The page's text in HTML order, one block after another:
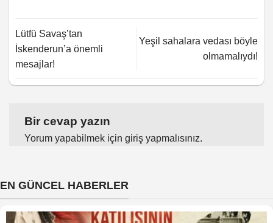
Lütfü Savaş’tan
İskenderun’a önemli
mesajlar!
Yeşil sahalara vedası böyle
olmamalıydı!
Bir cevap yazın
Yorum yapabilmek için giriş yapmalısınız.
EN GÜNCEL HABERLER